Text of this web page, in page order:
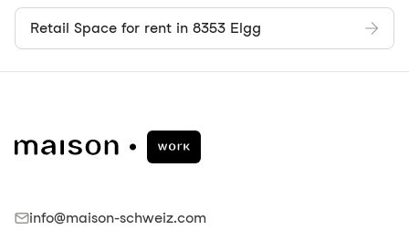
Retail Space for rent in 8353 Elgg
info@maison-schweiz.com